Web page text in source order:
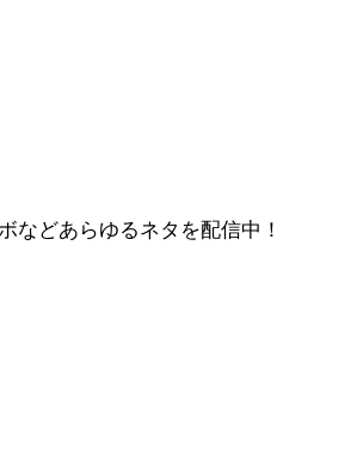
などあらゆるネタを配信中！